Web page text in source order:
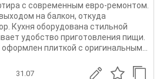
с современным евро-ремонтом.
на балкон, откуда
Кухня оборудована стильной
удобство приготовления пищи.
плиткой с оригинальным...
31.07